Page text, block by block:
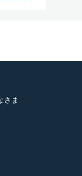
さま